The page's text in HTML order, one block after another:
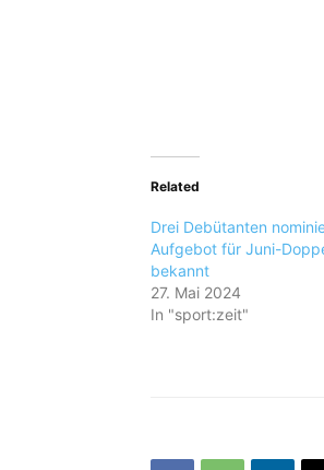
Related
Drei Debütanten
Aufgebot für Juni-
bekannt
27. Mai 2024
In "sport:zeit"